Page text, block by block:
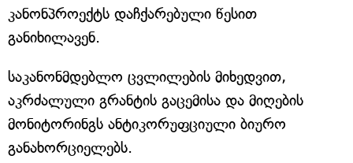
კანონპროექტს დაჩქარებული წესით
განიხილავენ.
საკანონმდებლო ცვლილების მიხედვით,
აკრძალული გრანტის გაცემისა და მიღების
მონიტორინგს ანტიკორუფციული ბიურო
განახორციელებს.